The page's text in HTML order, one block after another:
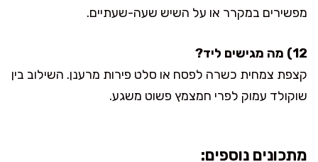
מפשירים במקרר או על השיש שעה-שעתיים.
12) מה מגישים ליד?
קצפת צמחית כשרה לפסח או סלט פירות מרענן. השילוב בין
שוקולד עמוק לפרי חמצמץ פשוט משגע.
מתכונים נוספים: